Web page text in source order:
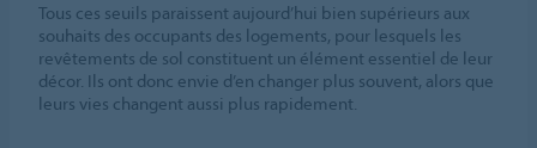
Tous ces seuils paraissent aujourd’hui bien supérieurs aux
souhaits des occupants des logements, pour lesquels les
revêtements de sol constituent un élément essentiel de leur
décor. Ils ont donc envie d’en changer plus souvent, alors que
leurs vies changent aussi plus rapidement.